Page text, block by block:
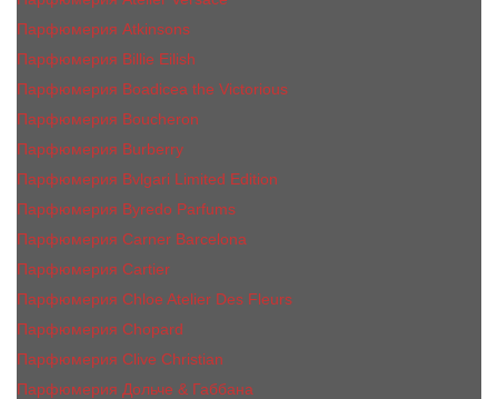
Парфюмерия Atkinsons
Парфюмерия Billie Eilish
Парфюмерия Boadicea the Victorious
Парфюмерия Boucheron
Парфюмерия Burberry
Парфюмерия Bvlgari Limited Edition
Парфюмерия Byredo Parfums
Парфюмерия Carner Barcelona
Парфюмерия Cartier
Парфюмерия Chloe Atelier Des Fleurs
Парфюмерия Сhopard
Парфюмерия Clive Christian
Парфюмерия Дольче & Габбана